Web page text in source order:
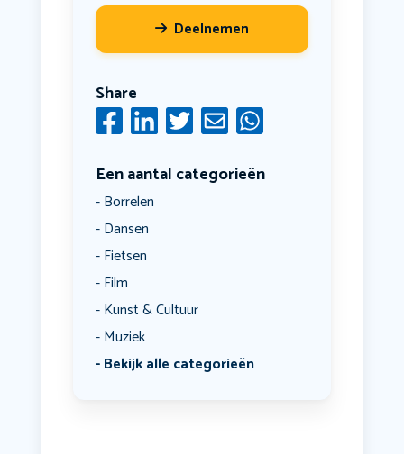
Deelnemen
Share
Een aantal categorieën
Borrelen
Dansen
Fietsen
Film
Kunst & Cultuur
Muziek
Bekijk alle categorieën